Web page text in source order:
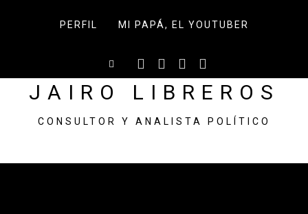
PERFIL MI PAPÁ, EL YOUTUBER
JAIRO LIBREROS
CONSULTOR Y ANALISTA POLÍTICO